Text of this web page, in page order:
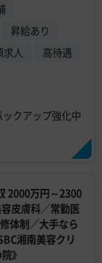
昇給あり
人
高待遇
クアップ強化中
2000万円～2300
容皮膚科／常勤医
体制／大手なら
湘南美容クリ
》